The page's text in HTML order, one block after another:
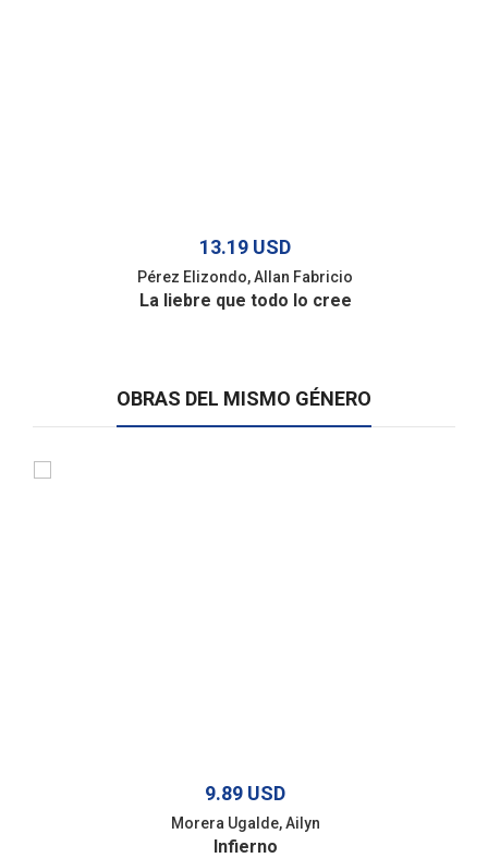
13.19 USD
Pérez Elizondo, Allan Fabricio
La liebre que todo lo cree
OBRAS DEL MISMO GÉNERO
9.89 USD
Morera Ugalde, Ailyn
Infierno